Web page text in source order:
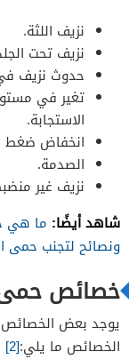
نزيف اللثة.
نزيف تحت
حدوث نزيف
تغير في
الاستجابة.
انخفاض ضغط
الصدمة.
نزيف غير
شاهد أيضًا: ما هي
ونصائح لتجنب حمى
خصائص
يوجد بعض
الخصائص ما يلي:[2]